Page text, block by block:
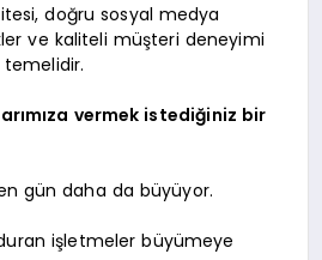
doğru sosyal medya
ve kaliteli müşteri deneyimi
temelidir.
vermek istediğiniz bir
gün daha da büyüyor.
işletmeler büyümeye